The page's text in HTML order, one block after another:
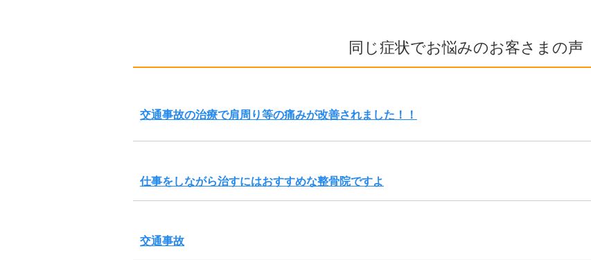
同じ症状でお悩みのお客さまの声
交通事故の治療で肩周り等の痛みが改善されました！！
仕事をしながら治すにはおすすめな整骨院ですよ
交通事故